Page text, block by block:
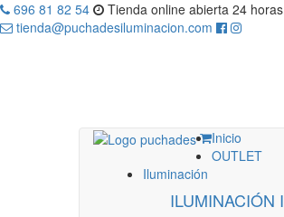
696 81 82 54 Tienda online abierta 24
tienda@puchadesiluminacion.com
Inicio
OUTLET
Iluminación
ILUMINACIÓN